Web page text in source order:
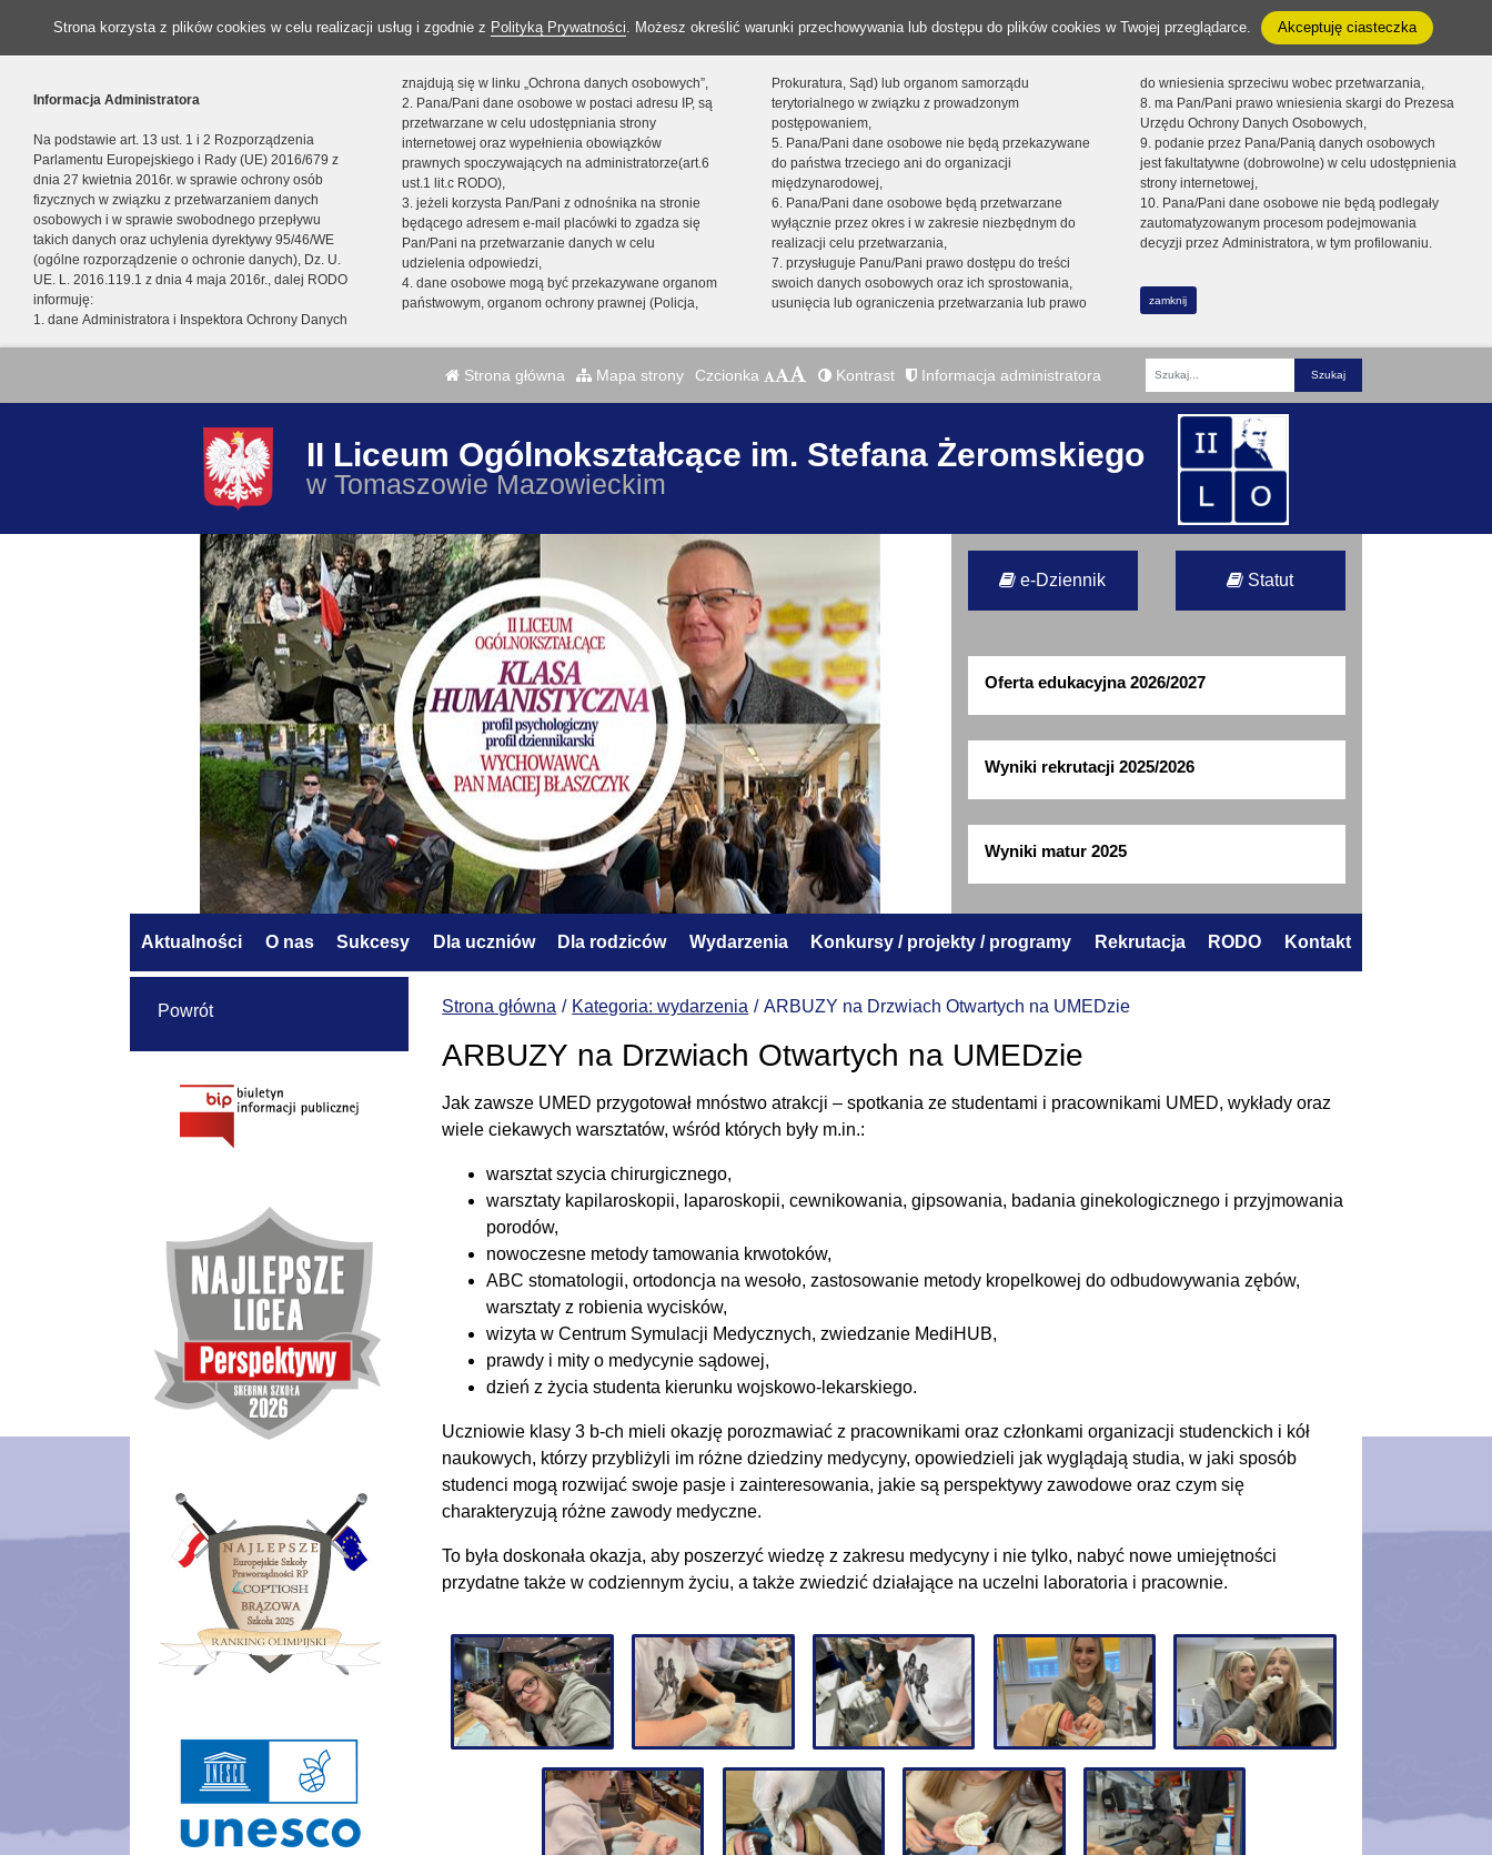
Strona korzysta z plików cookies w celu realizacji usług i zgodnie z Polityką Prywatności. Możesz określić warunki przechowywania lub dostępu do plików cookies w Twojej przeglądarce. Akceptuję ciasteczka
Informacja Administratora
Na podstawie art. 13 ust. 1 i 2 Rozporządzenia
Parlamentu Europejskiego i Rady (UE) 2016/679 z
dnia 27 kwietnia 2016r. w sprawie ochrony osób
fizycznych w związku z przetwarzaniem danych
osobowych i w sprawie swobodnego przepływu
takich danych oraz uchylenia dyrektywy 95/46/WE
(ogólne rozporządzenie o ochronie danych), Dz. U.
UE. L. 2016.119.1 z dnia 4 maja 2016r., dalej RODO
informuję:
1. dane Administratora i Inspektora Ochrony Danych
znajdują się w linku „Ochrona danych osobowych”,
2. Pana/Pani dane osobowe w postaci adresu IP, są
przetwarzane w celu udostępniania strony
internetowej oraz wypełnienia obowiązków
prawnych spoczywających na administratorze(art.6
ust.1 lit.c RODO),
3. jeżeli korzysta Pan/Pani z odnośnika na stronie
będącego adresem e-mail placówki to zgadza się
Pan/Pani na przetwarzanie danych w celu
udzielenia odpowiedzi,
4. dane osobowe mogą być przekazywane organom
państwowym, organom ochrony prawnej (Policja,
Prokuratura, Sąd) lub organom samorządu
terytorialnego w związku z prowadzonym
postępowaniem,
5. Pana/Pani dane osobowe nie będą przekazywane
do państwa trzeciego ani do organizacji
międzynarodowej,
6. Pana/Pani dane osobowe będą przetwarzane
wyłącznie przez okres i w zakresie niezbędnym do
realizacji celu przetwarzania,
7. przysługuje Panu/Pani prawo dostępu do treści
swoich danych osobowych oraz ich sprostowania,
usunięcia lub ograniczenia przetwarzania lub prawo
do wniesienia sprzeciwu wobec przetwarzania,
8. ma Pan/Pani prawo wniesienia skargi do Prezesa
Urzędu Ochrony Danych Osobowych,
9. podanie przez Pana/Panią danych osobowych
jest fakultatywne (dobrowolne) w celu udostępnienia
strony internetowej,
10. Pana/Pani dane osobowe nie będą podlegały
zautomatyzowanym procesom podejmowania
decyzji przez Administratora, w tym profilowaniu.
zamknij
Strona główna Mapa strony Czcionka Kontrast Informacja administratora
Fraza
II Liceum Ogólnokształcące im. Stefana Żeromskiego
w Tomaszowie Mazowieckim
e-Dziennik Statut
Oferta edukacyjna 2026/2027
Wyniki rekrutacji 2025/2026
Wyniki matur 2025
Aktualności O nas Sukcesy Dla uczniów Dla rodziców Wydarzenia Konkursy / projekty / programy Rekrutacja RODO Kontakt
Strona główna Kategoria: wydarzenia ARBUZY na Drzwiach Otwartych na UMEDzie
ARBUZY na Drzwiach Otwartych na UMEDzie
Jak zawsze UMED przygotował mnóstwo atrakcji – spotkania ze studentami i pracownikami UMED, wykłady oraz
wiele ciekawych warsztatów, wśród których były m.in.:
warsztat szycia chirurgicznego,
warsztaty kapilaroskopii, laparoskopii, cewnikowania, gipsowania, badania ginekologicznego i przyjmowania
porodów,
nowoczesne metody tamowania krwotoków,
ABC stomatologii, ortodoncja na wesoło, zastosowanie metody kropelkowej do odbudowywania zębów,
warsztaty z robienia wycisków,
wizyta w Centrum Symulacji Medycznych, zwiedzanie MediHUB,
prawdy i mity o medycynie sądowej,
dzień z życia studenta kierunku wojskowo-lekarskiego.
Uczniowie klasy 3 b-ch mieli okazję porozmawiać z pracownikami oraz członkami organizacji studenckich i kół
naukowych, którzy przybliżyli im różne dziedziny medycyny, opowiedzieli jak wyglądają studia, w jaki sposób
studenci mogą rozwijać swoje pasje i zainteresowania, jakie są perspektywy zawodowe oraz czym się
charakteryzują różne zawody medyczne.
To była doskonała okazja, aby poszerzyć wiedzę z zakresu medycyny i nie tylko, nabyć nowe umiejętności
przydatne także w codziennym życiu, a także zwiedzić działające na uczelni laboratoria i pracownie.
Powrót